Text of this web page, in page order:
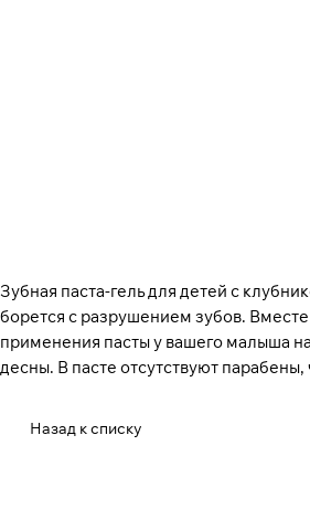
Зубная паста-гель для детей с
борется с разрушением зубов.
применения пасты у вашего малыша
десны. В пасте отсутствуют
Назад к списку